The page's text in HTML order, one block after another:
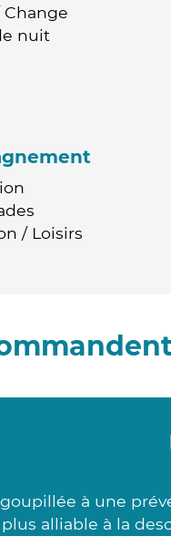
nuit
/ Loisirs
à une
alliable à la